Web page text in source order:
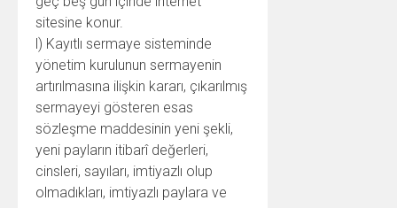
sitesine konur.
l) Kayıtlı sermaye sisteminde
yönetim kurulunun sermayenin
artırılmasına ilişkin kararı, çıkarılmış
sermayeyi gösteren esas
sözleşme maddesinin yeni şekli,
yeni payların itibarî değerleri,
cinsleri, sayıları, imtiyazlı olup
olmadıkları, imtiyazlı paylara ve